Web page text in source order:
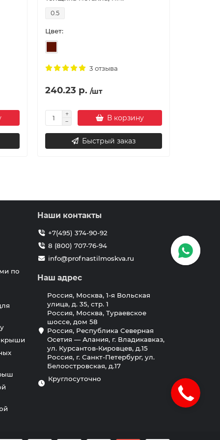
0.5
Цвет:
3 отзыва
240.23 р. /шт
В корзину
Быстрый заказ
по
крыши
Наши контакты
+7(495) 374-90-92
8 (800) 707-76-94
info@profnastilmoskva.ru
Наш адрес
Россия, Москва, 1-я Вольская
улица, д. 35, стр. 1
Россия, Москва, Тураевское
шоссе, дом 58
Россия, Республика Северная
Осетия — Алания, г. Владикавказ,
ул. Курсантов-Кировцев, д.15
Россия, г. Санкт-Петербург, ул.
Белоостровская, д.17
Круглосуточно